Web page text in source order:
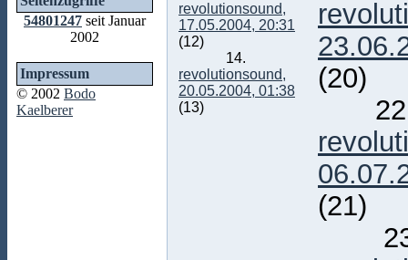
54801247 seit Januar
2002
Impressum
© 2002 Bodo
Kaelberer
revolutionsound,
17.05.2004, 20:31
(12)
14.
revolutionsound,
20.05.2004, 01:38
(13)
(20)
(21)